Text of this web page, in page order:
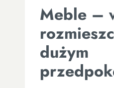
Meble –
dużym